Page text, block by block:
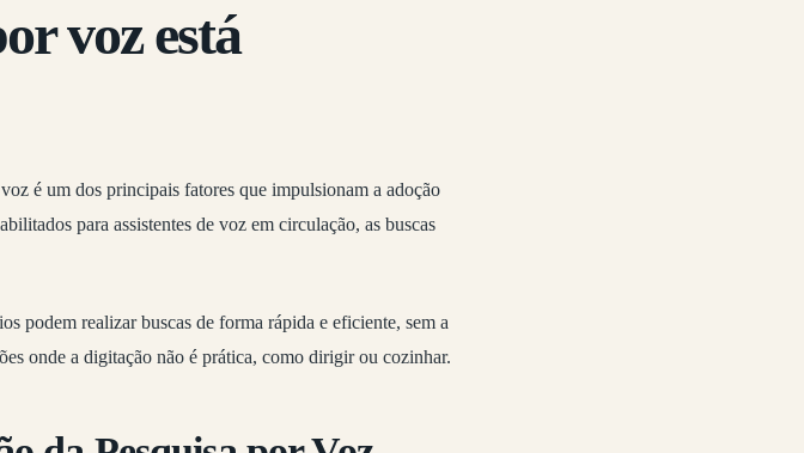
voz está
é um dos principais fatores que impulsionam a adoção
para assistentes de voz em circulação, as buscas
podem realizar buscas de forma rápida e eficiente, sem a
onde a digitação não é prática, como dirigir ou cozinhar.